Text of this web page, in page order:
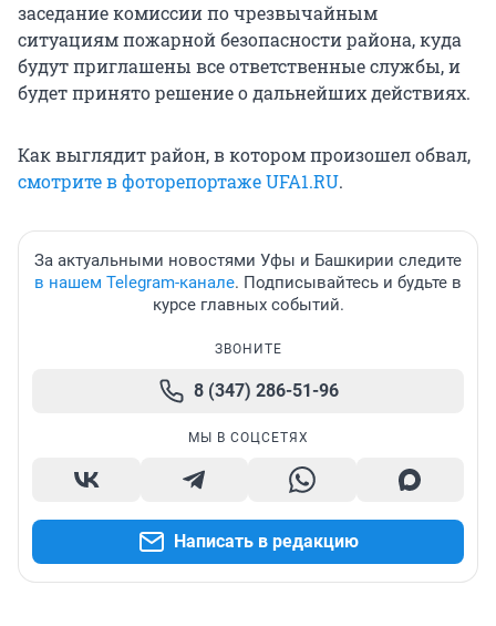
заседание комиссии по чрезвычайным
ситуациям пожарной безопасности района, куда
будут приглашены все ответственные службы, и
будет принято решение о дальнейших действиях.
Как выглядит район, в котором произошел обвал,
смотрите в фоторепортаже UFA1.RU.
За актуальными новостями Уфы и Башкирии следите
в нашем Telegram-канале. Подписывайтесь и будьте в
курсе главных событий.
ЗВОНИТЕ
8 (347) 286-51-96
МЫ В СОЦСЕТЯХ
Написать в редакцию